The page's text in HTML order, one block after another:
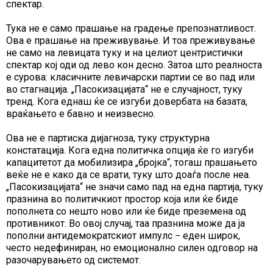
спектар.
Тука не е само прашање на градење препознатливост.
Ова е прашање на преживување. И тоа преживување
не само на левицата туку и на целиот центристички
спектар кој оди од лево кон десно. Затоа што реалноста
е сурова: класичните левичарски партии се во пад или
во стагнација. „Пасокизацијата“ не е случајност, туку
тренд. Кога еднаш ќе се изгуби довербата на базата,
враќањето е бавно и неизвесно.
Ова не е партиска дијагноза, туку структурна
констатација. Кога една политичка опција ќе го изгуби
капацитетот да мобилизира „бројка“, тогаш прашањето
веќе не е како да се врати, туку што доаѓа после неа.
„Пасокизацијата“ не значи само пад на една партија, туку
празнина во политичкиот простор која или ќе биде
пополнета со нешто ново или ќе биде преземена од
противникот. Во овој случај, таа празнина може да ја
пополни антидемократскиот импулс − еден широк,
често недефиниран, но емоционално силен одговор на
разочарувањето од системот.